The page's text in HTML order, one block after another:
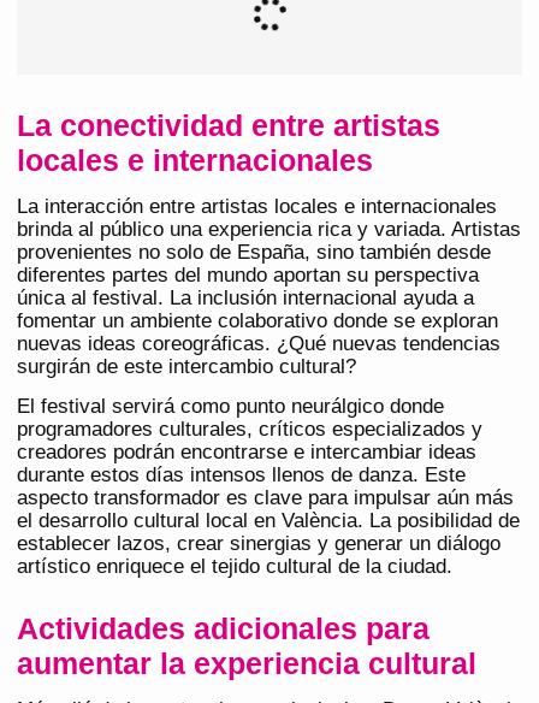
La conectividad entre artistas
locales e internacionales
La interacción entre artistas locales e internacionales
brinda al público una experiencia rica y variada. Artistas
provenientes no solo de España, sino también desde
diferentes partes del mundo aportan su perspectiva
única al festival. La inclusión internacional ayuda a
fomentar un ambiente colaborativo donde se exploran
nuevas ideas coreográficas. ¿Qué nuevas tendencias
surgirán de este intercambio cultural?
El festival servirá como punto neurálgico donde
programadores culturales, críticos especializados y
creadores podrán encontrarse e intercambiar ideas
durante estos días intensos llenos de danza. Este
aspecto transformador es clave para impulsar aún más
el desarrollo cultural local en València. La posibilidad de
establecer lazos, crear sinergias y generar un diálogo
artístico enriquece el tejido cultural de la ciudad.
Actividades adicionales para
aumentar la experiencia cultural